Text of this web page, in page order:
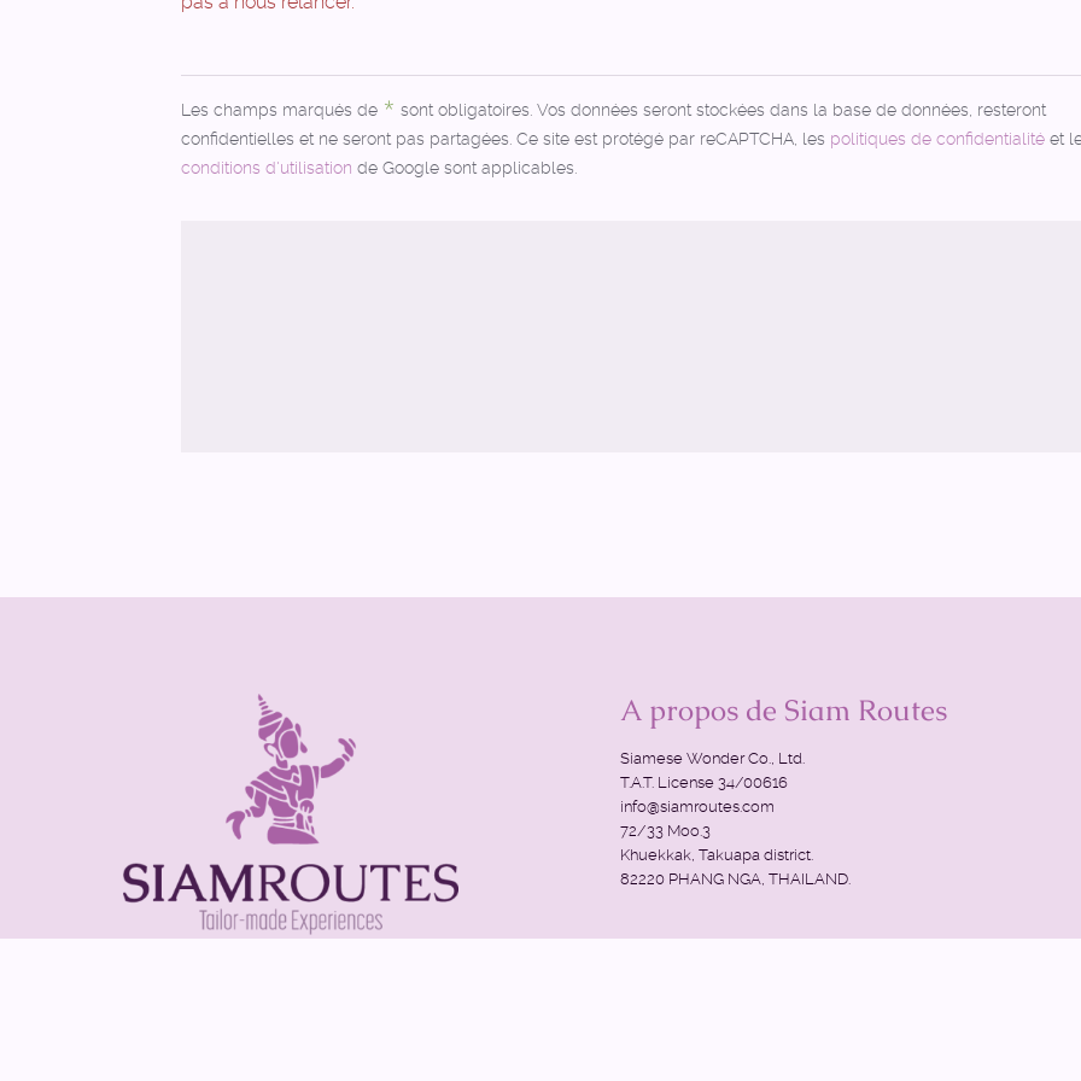
Les champs marqués de
sont obligatoires. Vos données seront stockées dans la base de données, resteront
confidentielles et ne seront pas partagées. Ce site est protégé par reCAPTCHA, les politiques de confidentialité et
conditions d'utilisation de Google sont applicables.
A propos de Siam Routes
Siamese Wonder Co., Ltd.
T.A.T. License 34/00616
info@siamroutes.com
72/33 Moo.3
Khuekkak, Takuapa district.
82220 PHANG NGA, THAILAND.